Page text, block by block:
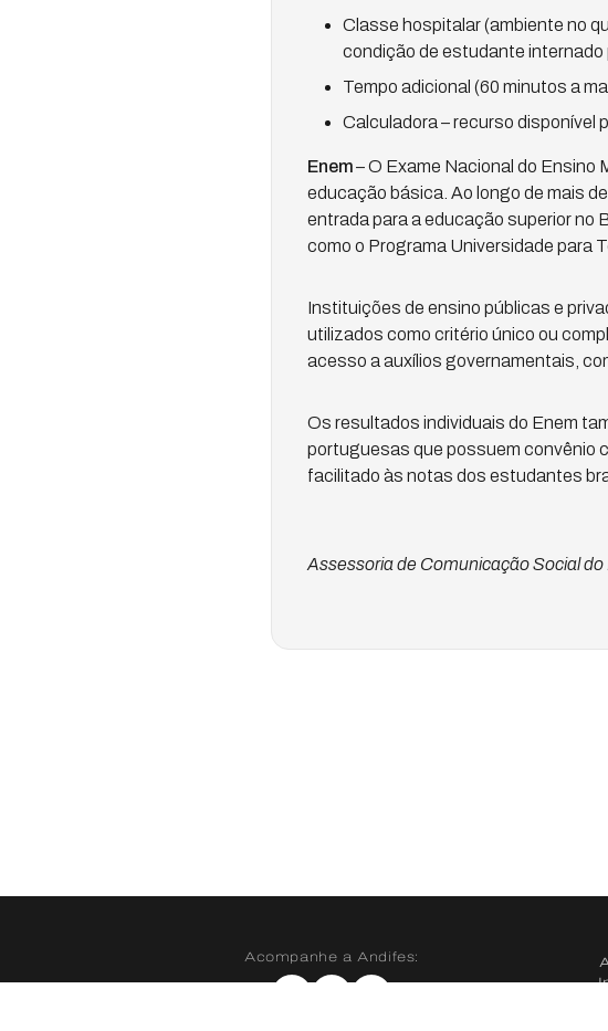
Classe hospitalar (ambiente no
condição de estudante internado
Tempo adicional (60 minutos a
Calculadora – recurso disponível
Enem– O Exame Nacional do Ensino
educação básica. Ao longo de mais
entrada para a educação superior no
como o Programa Universidade para
Instituições de ensino públicas e
utilizados como critério único ou
acesso a auxílios governamentais,
Os resultados individuais do Enem
portuguesas que possuem convênio
facilitado às notas dos estudantes
Assessoria de Comunicação Social
Acompanhe a Andifes: